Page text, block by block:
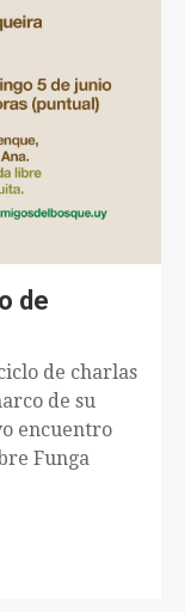
de
de charlas
de su
encuentro
Funga